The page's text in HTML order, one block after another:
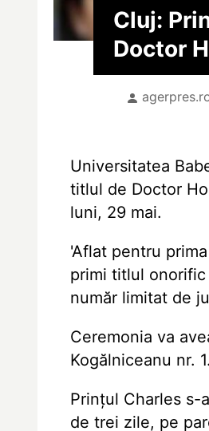
Cluj:
Doctor
Universitatea
titlul de Doctor
luni, 29 mai.
'Aflat pentru
primi titlul
număr limitat de
Ceremonia va
Kogălniceanu nr. 1.
Prințul Charles s-
de trei zile, pe